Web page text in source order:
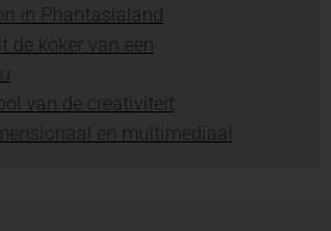
in Phantasialand
de koker van een
van de creativiteit
en multimediaal